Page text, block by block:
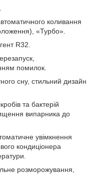
коливання
«Турбо».
R32.
помилок.
сну, стильний дизайн
та бактерій
випарника до
увімкнення
кондиціонера
розморожування,